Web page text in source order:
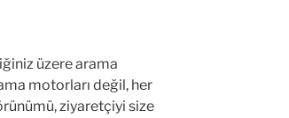
üzere arama
motorları değil, her
ziyaretçiyi size